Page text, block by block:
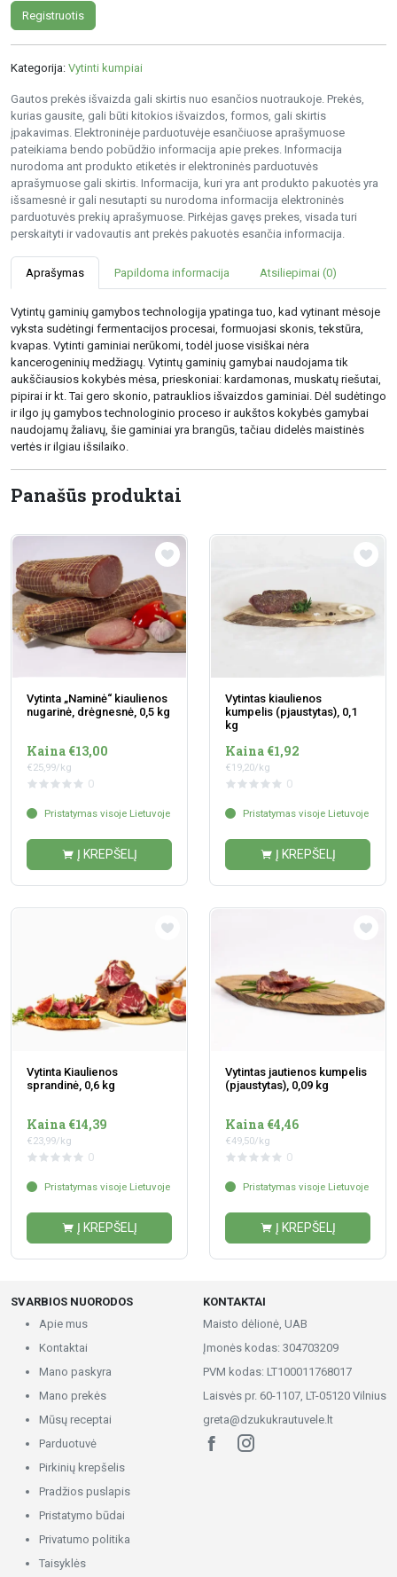
Registruotis
Kategorija: Vytinti kumpiai
Gautos prekės išvaizda gali skirtis nuo esančios nuotraukoje. Prekės,
kurias gausite, gali būti kitokios išvaizdos, formos, gali skirtis
įpakavimas. Elektroninėje parduotuvėje esančiuose aprašymuose
pateikiama bendo pobūdžio informacija apie prekes. Informacija
nurodoma ant produkto etiketės ir elektroninės parduotuvės
aprašymuose gali skirtis. Informacija, kuri yra ant produkto pakuotės yra
išsamesnė ir gali nesutapti su nurodoma informacija elektroninės
parduotuvės prekių aprašymuose. Pirkėjas gavęs prekes, visada turi
perskaityti ir vadovautis ant prekės pakuotės esančia informacija.
Aprašymas Papildoma informacija Atsiliepimai (0)
Vytintų gaminių gamybos technologija ypatinga tuo, kad vytinant mėsoje
vyksta sudėtingi fermentacijos procesai, formuojasi skonis, tekstūra,
kvapas. Vytinti gaminiai nerūkomi, todėl juose visiškai nėra
kancerogeninių medžiagų. Vytintų gaminių gamybai naudojama tik
aukščiausios kokybės mėsa, prieskoniai: kardamonas, muskatų riešutai,
pipirai ir kt. Tai gero skonio, patrauklios išvaizdos gaminiai. Dėl sudėtingo
ir ilgo jų gamybos technologinio proceso ir aukštos kokybės gamybai
naudojamų žaliavų, šie gaminiai yra brangūs, tačiau didelės maistinės
vertės ir ilgiau išsilaiko.
Panašūs produktai
Vytinta „Naminė“ kiaulienos
nugarinė, drėgnesnė, 0,5 kg
Kaina €13,00
€25,99/kg
0
Pristatymas visoje Lietuvoje
Į KREPŠELĮ
Vytintas kiaulienos
kumpelis (pjaustytas), 0,1
kg
Kaina €1,92
€19,20/kg
0
Pristatymas visoje Lietuvoje
Į KREPŠELĮ
Vytinta Kiaulienos
sprandinė, 0,6 kg
Kaina €14,39
€23,99/kg
0
Pristatymas visoje Lietuvoje
Į KREPŠELĮ
Vytintas jautienos kumpelis
(pjaustytas), 0,09 kg
Kaina €4,46
€49,50/kg
0
Pristatymas visoje Lietuvoje
Į KREPŠELĮ
SVARBIOS NUORODOS
Apie mus
Kontaktai
Mano paskyra
Mano prekės
Mūsų receptai
Parduotuvė
Pirkinių krepšelis
Pradžios puslapis
Pristatymo būdai
Privatumo politika
Taisyklės
KONTAKTAI
Maisto dėlionė, UAB
Įmonės kodas: 304703209
PVM kodas: LT100011768017
Laisvės pr. 60-1107, LT-05120 Vilnius
greta@dzukukrautuvele.lt